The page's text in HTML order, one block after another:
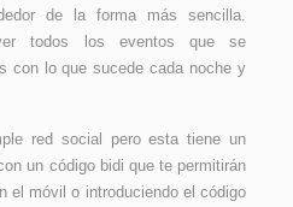
de la forma más sencilla.
todos los eventos que se
con lo que sucede cada noche y
red social pero esta tiene un
un código bidi que te permitirán
el móvil o introduciendo el código